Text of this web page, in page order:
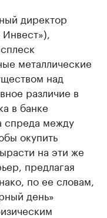
директор
металлические
над
различие в
в банке
спреда между
окупить
на эти же
предлагая
по ее словам,
день»